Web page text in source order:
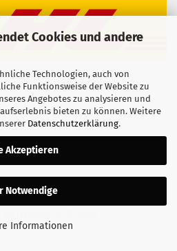
Cookies und andere
Technologien, auch von
Funktionsweise der Website zu
Angebotes zu analysieren und
bieten zu können. Weitere
Datenschutzerklärung.
Akzeptieren
Notwendige
Informationen